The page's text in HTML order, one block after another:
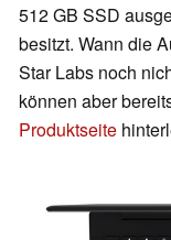
512 GB SSD
besitzt. Wann die
Star Labs noch
können aber
Produktseite